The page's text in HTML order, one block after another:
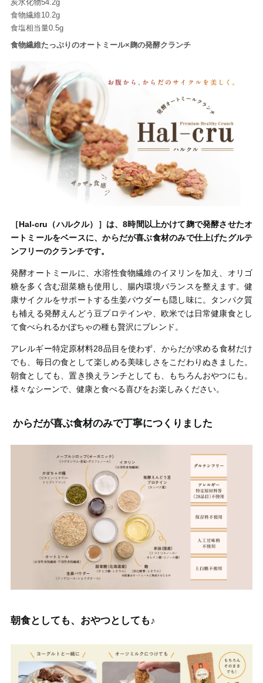
炭水化物54.2g
食物繊維10.2g
食塩相当量0.5g
食物繊維たっぷりのオートミール×麹の発酵クランチ
［Hal-cru（ハルクル）］は、8時間以上かけて麹で発酵させたオ
ートミールをベースに、からだが喜ぶ食材のみで仕上げたグルテ
ンフリーのクランチです。
発酵オートミールに、水溶性食物繊維のイヌリンを加え、オリゴ
糖を多く含む甜菜糖も使用し、腸内環境バランスを整えます。健
康サイクルをサポートする生姜パウダーも隠し味に。タンパク質
も補える発酵えんどう豆プロテインや、欧米では日常健康食とし
て食べられるかぼちゃの種も贅沢にブレンド。
アレルギー特定原材料28品目を使わず、からだが求める食材だけ
でも、毎日の食として楽しめる美味しさをこだわりぬきました。
朝食としても、置き換えランチとしても、もちろんおやつにも。
様々なシーンで、健康と食べる喜びをお楽しみください。
からだが喜ぶ食材のみで丁寧につくりました
朝食としても、おやつとしても♪